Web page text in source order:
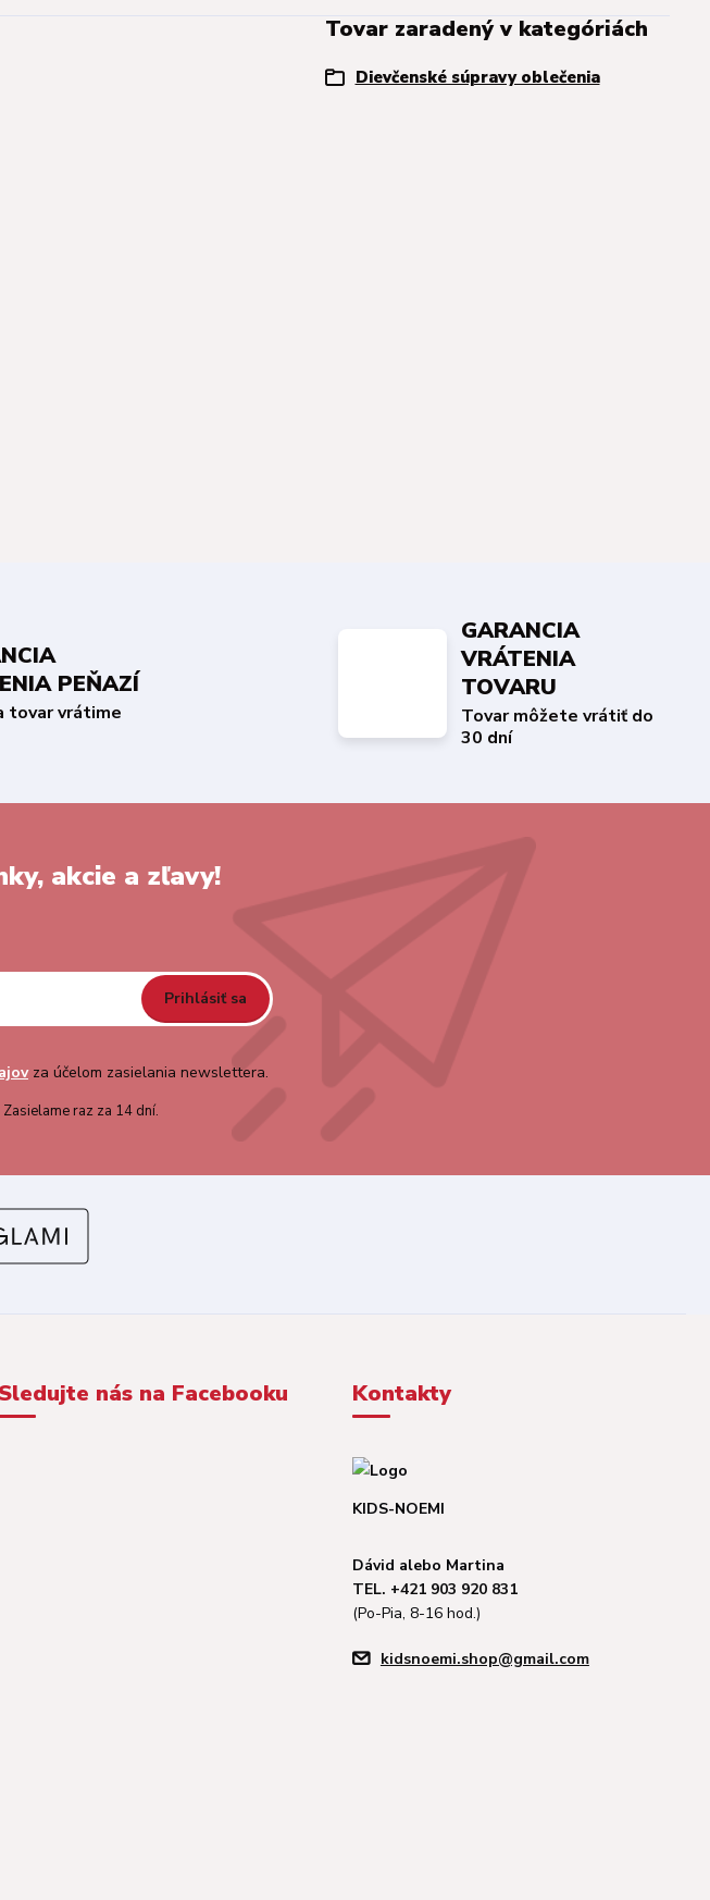
Tovar zaradený v kategóriách
Dievčenské súpravy oblečenia
PEŇAZÍ
tovar vrátime
GARANCIA
VRÁTENIA
TOVARU
Tovar môžete vrátiť do
30 dní
akcie a zľavy!
Prihlásiť sa
za účelom zasielania newslettera.
raz za 14 dní.
Sledujte nás na Facebooku Kontakty
KIDS-NOEMI
Dávid alebo Martina
TEL. +421 903 920 831
(Po-Pia, 8-16 hod.)
kidsnoemi.shop@gmail.com